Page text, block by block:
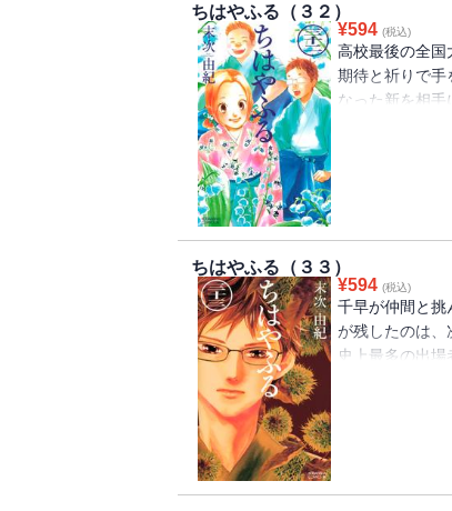
ちはやふる（３２）
¥594 (税込)
高校最後の全国
期待と祈りで手
なった新を相
を決する戦い
ちはやふる（３３）
¥594 (税込)
千早が仲間と挑
が残したのは、
史上最多の出場
浦安の間。そ